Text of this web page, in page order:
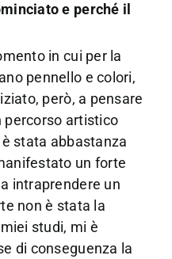
e perché il
in cui per la
pennello e colori,
però, a pensare
percorso artistico
stata abbastanza
un forte
intraprendere un
non è stata la
studi, mi è
di conseguenza la